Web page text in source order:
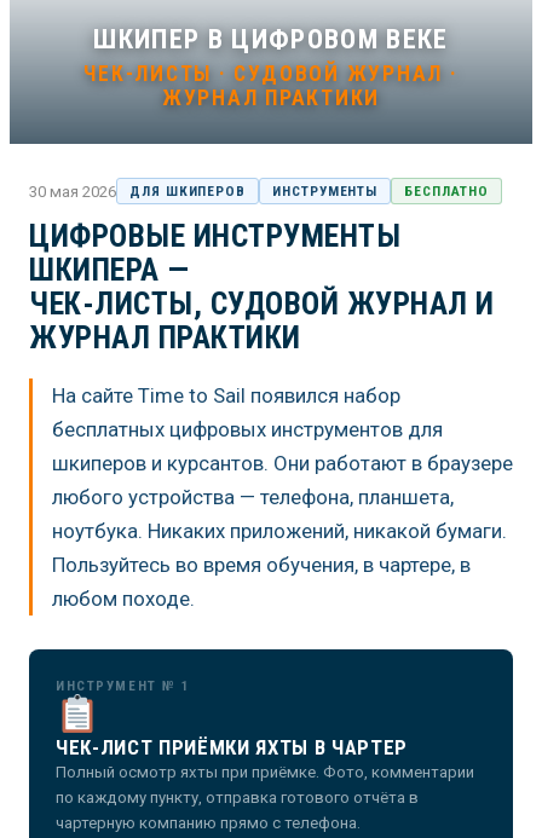
ШКИПЕР В ЦИФРОВОМ ВЕКЕ
ЧЕК-ЛИСТЫ · СУДОВОЙ ЖУРНАЛ ·
ЖУРНАЛ ПРАКТИКИ
30 мая 2026 ДЛЯ ШКИПЕРОВ ИНСТРУМЕНТЫ БЕСПЛАТНО
ЦИФРОВЫЕ ИНСТРУМЕНТЫ
ШКИПЕРА —
ЧЕК-ЛИСТЫ, СУДОВОЙ ЖУРНАЛ И
ЖУРНАЛ ПРАКТИКИ
На сайте Time to Sail появился набор
бесплатных цифровых инструментов для
шкиперов и курсантов. Они работают в браузере
любого устройства — телефона, планшета,
ноутбука. Никаких приложений, никакой бумаги.
Пользуйтесь во время обучения, в чартере, в
любом походе.
ИНСТРУМЕНТ № 1
ЧЕК-ЛИСТ ПРИЁМКИ ЯХТЫ В ЧАРТЕР
Полный осмотр яхты при приёмке. Фото, комментарии
по каждому пункту, отправка готового отчёта в
чартерную компанию прямо с телефона.